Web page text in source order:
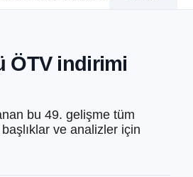
ÖTV indirimi
bu 49. gelişme tüm
ve analizler için